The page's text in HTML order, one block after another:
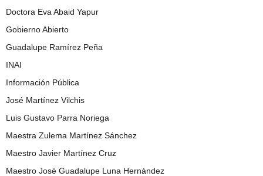
Doctora Eva Abaid Yapur
Gobierno Abierto
Guadalupe Ramírez Peña
INAI
Información Pública
José Martínez Vilchis
Luis Gustavo Parra Noriega
Maestra Zulema Martínez Sánchez
Maestro Javier Martínez Cruz
Maestro José Guadalupe Luna Hernández